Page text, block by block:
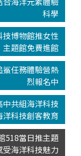
科學
技博物館推女性
主題館免費進館
鯊任務體驗營熱
烈報名中
中共組海洋科技
科技創客教育
518當日推主題
海洋科技魅力